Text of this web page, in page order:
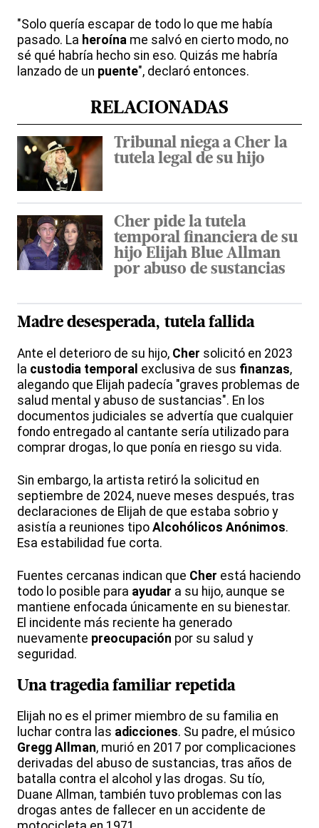
"Solo quería escapar de todo lo que me había
pasado. La heroína me salvó en cierto modo, no
sé qué habría hecho sin eso. Quizás me habría
lanzado de un puente", declaró entonces.
RELACIONADAS
Tribunal niega a Cher la
tutela legal de su hijo
Cher pide la tutela
temporal financiera de su
hijo Elijah Blue Allman
por abuso de sustancias
Madre desesperada, tutela fallida
Ante el deterioro de su hijo, Cher solicitó en 2023
la custodia temporal exclusiva de sus finanzas,
alegando que Elijah padecía "graves problemas de
salud mental y abuso de sustancias". En los
documentos judiciales se advertía que cualquier
fondo entregado al cantante sería utilizado para
comprar drogas, lo que ponía en riesgo su vida.
Sin embargo, la artista retiró la solicitud en
septiembre de 2024, nueve meses después, tras
declaraciones de Elijah de que estaba sobrio y
asistía a reuniones tipo Alcohólicos Anónimos.
Esa estabilidad fue corta.
Fuentes cercanas indican que Cher está haciendo
todo lo posible para ayudar a su hijo, aunque se
mantiene enfocada únicamente en su bienestar.
El incidente más reciente ha generado
nuevamente preocupación por su salud y
seguridad.
Una tragedia familiar repetida
Elijah no es el primer miembro de su familia en
luchar contra las adicciones. Su padre, el músico
Gregg Allman, murió en 2017 por complicaciones
derivadas del abuso de sustancias, tras años de
batalla contra el alcohol y las drogas. Su tío,
Duane Allman, también tuvo problemas con las
drogas antes de fallecer en un accidente de